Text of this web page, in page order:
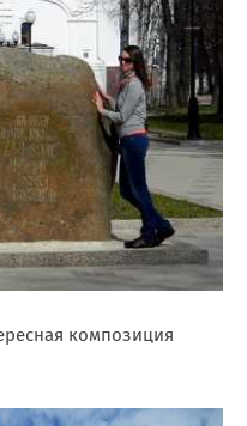
композиция